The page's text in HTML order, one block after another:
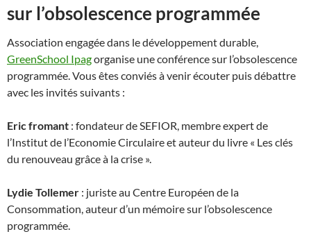
sur l’obsolescence programmée
Association engagée dans le développement durable,
GreenSchool Ipagorganise une conférence sur l’obsolescence
programmée. Vous êtes conviés à venir écouter puis débattre
avec les invités suivants :
Eric fromant : fondateur de SEFIOR, membre expert de
l’Institut de l’Economie Circulaire et auteur du livre « Les clés
du renouveau grâce à la crise ».
Lydie Tollemer : juriste au Centre Européen de la
Consommation, auteur d’un mémoire sur l’obsolescence
programmée.